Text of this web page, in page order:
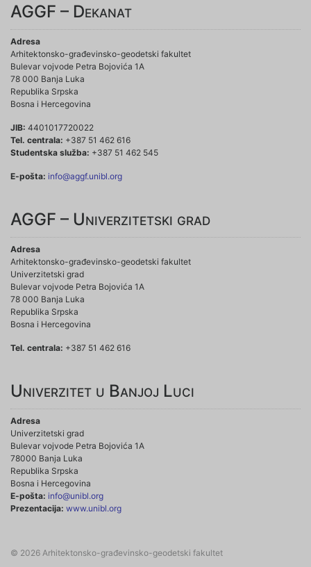
AGGF – Dekanat
Adresa
Arhitektonsko-građevinsko-geodetski fakultet
Bulevar vojvode Petra Bojovića 1A
78 000 Banja Luka
Republika Srpska
Bosna i Hercegovina
JIB: 4401017720022
Tel. centrala: +387 51 462 616
Studentska služba: +387 51 462 545
E-pošta: info@aggf.unibl.org
AGGF – Univerzitetski grad
Adresa
Arhitektonsko-građevinsko-geodetski fakultet
Univerzitetski grad
Bulevar vojvode Petra Bojovića 1A
78 000 Banja Luka
Republika Srpska
Bosna i Hercegovina
Tel. centrala: +387 51 462 616
Univerzitet u Banjoj Luci
Adresa
Univerzitetski grad
Bulevar vojvode Petra Bojovića 1A
78000 Banja Luka
Republika Srpska
Bosna i Hercegovina
E-pošta: info@unibl.org
Prezentacija: www.unibl.org
© 2026 Arhitektonsko-građevinsko-geodetski fakultet